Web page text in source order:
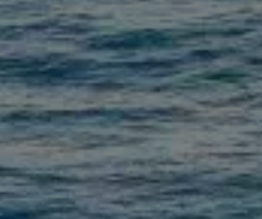
S62
V50
V55
V65